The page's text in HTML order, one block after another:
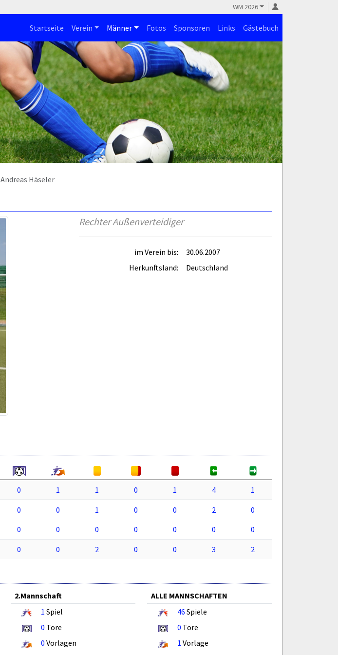
WM 2026
Startseite Verein Männer Fotos Sponsoren Links Gästebuch
Andreas Häseler
Rechter Außenverteidiger
im Verein bis:
30.06.2007
Herkunftsland:
Deutschland
0 1 1 0 1 4 1
0 0 1 0 0 2
0
0 0 0 0 0 0 0
0 0 2 0 0 3 2
2.Mannschaft
1 Spiel
0 Tore
0 Vorlagen
ALLE MANNSCHAFTEN
46 Spiele
0 Tore
1 Vorlage